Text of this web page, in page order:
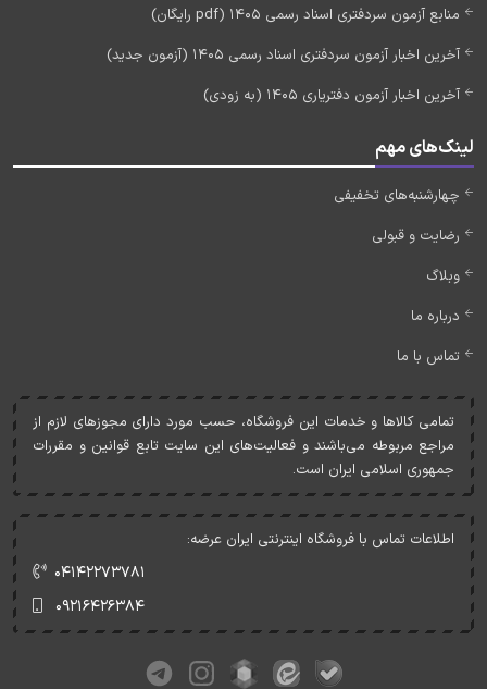
منابع آزمون سردفتری اسناد رسمی 1405 (pdf رایگان)
آخرین اخبار آزمون سردفتری اسناد رسمی 1405 (آزمون جدید)
آخرین اخبار آزمون دفتریاری 1405 (به زودی)
لینک‌های مهم
چهارشنبه‌های تخفیفی
رضایت و قبولی
وبلاگ
درباره ما
تماس با ما
تمامی کالاها و خدمات اين فروشگاه، حسب مورد دارای مجوزهای لازم از
مراجع مربوطه می‌باشند و فعاليت‌های اين سايت تابع قوانين و مقررات
جمهوری اسلامی ايران است.
اطلاعات تماس با فروشگاه اینترنتی ایران عرضه:
۰۴۱۴۲۲۷۳۷۸۱
۰۹۲۱۶۴۲۶۳۸۴